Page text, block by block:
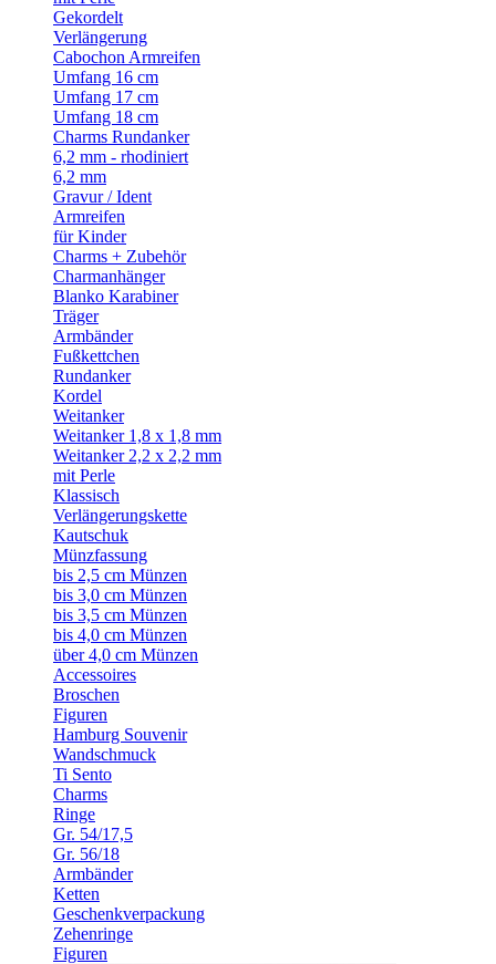
Gekordelt
Verlängerung
Cabochon Armreifen
Umfang 16 cm
Umfang 17 cm
Umfang 18 cm
Charms Rundanker
6,2 mm - rhodiniert
6,2 mm
Gravur / Ident
Armreifen
für Kinder
Charms + Zubehör
Charmanhänger
Blanko Karabiner
Träger
Armbänder
Fußkettchen
Rundanker
Kordel
Weitanker
Weitanker 1,8 x 1,8 mm
Weitanker 2,2 x 2,2 mm
mit Perle
Klassisch
Verlängerungskette
Kautschuk
Münzfassung
bis 2,5 cm Münzen
bis 3,0 cm Münzen
bis 3,5 cm Münzen
bis 4,0 cm Münzen
über 4,0 cm Münzen
Accessoires
Broschen
Figuren
Hamburg Souvenir
Wandschmuck
Ti Sento
Charms
Ringe
Gr. 54/17,5
Gr. 56/18
Armbänder
Ketten
Geschenkverpackung
Zehenringe
Figuren